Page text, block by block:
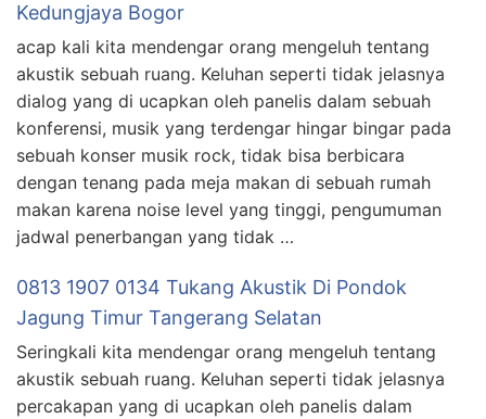
Kedungjaya Bogor
acap kali kita mendengar orang mengeluh tentang
akustik sebuah ruang. Keluhan seperti tidak jelasnya
dialog yang di ucapkan oleh panelis dalam sebuah
konferensi, musik yang terdengar hingar bingar pada
sebuah konser musik rock, tidak bisa berbicara
dengan tenang pada meja makan di sebuah rumah
makan karena noise level yang tinggi, pengumuman
jadwal penerbangan yang tidak …
0813 1907 0134 Tukang Akustik Di Pondok
Jagung Timur Tangerang Selatan
Seringkali kita mendengar orang mengeluh tentang
akustik sebuah ruang. Keluhan seperti tidak jelasnya
percakapan yang di ucapkan oleh panelis dalam